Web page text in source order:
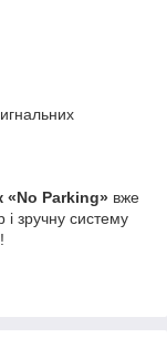
«No Parking» вже
і зручну систему